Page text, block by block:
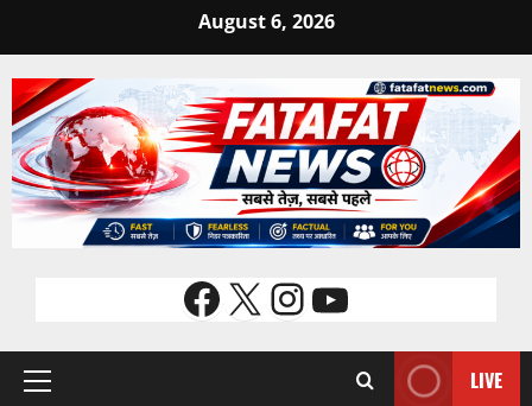
content
August 6, 2026
Facebook
X Instagram
YouTube
Primary
LIVE